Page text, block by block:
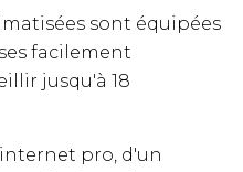
sont équipées
facilement
jusqu'à 18
pro, d'un